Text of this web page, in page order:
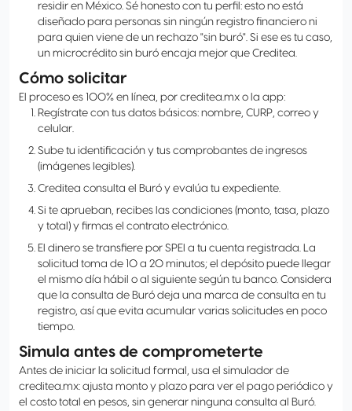
residir en México. Sé honesto con tu perfil: esto no está
diseñado para personas sin ningún registro financiero ni
para quien viene de un rechazo "sin buró". Si ese es tu caso,
un microcrédito sin buró encaja mejor que Creditea.
Cómo solicitar
El proceso es 100% en línea, por creditea.mx o la app:
Regístrate con tus datos básicos: nombre, CURP, correo y
celular.
Sube tu identificación y tus comprobantes de ingresos
(imágenes legibles).
Creditea consulta el Buró y evalúa tu expediente.
Si te aprueban, recibes las condiciones (monto, tasa, plazo
y total) y firmas el contrato electrónico.
El dinero se transfiere por SPEI a tu cuenta registrada. La
solicitud toma de 10 a 20 minutos; el depósito puede llegar
el mismo día hábil o al siguiente según tu banco. Considera
que la consulta de Buró deja una marca de consulta en tu
registro, así que evita acumular varias solicitudes en poco
tiempo.
Simula antes de comprometerte
Antes de iniciar la solicitud formal, usa el simulador de
creditea.mx: ajusta monto y plazo para ver el pago periódico y
el costo total en pesos, sin generar ninguna consulta al Buró.